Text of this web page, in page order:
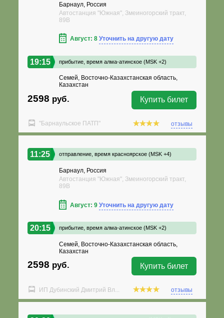
Барнаул, Россия
Автостанция "Южная", Змеиногорский тракт,
89В
Август: 8 Уточнить на другую дату
19:15 прибытие, время алма-атинское (MSK +2)
Семей, Восточно-Казахстанская область,
Казахстан
2598 руб. Купить билет
"Барнаульское ПАТП" отзывы
11:25 отправление, время красноярское (MSK +4)
Барнаул, Россия
Автостанция "Южная", Змеиногорский тракт,
89В
Август: 9 Уточнить на другую дату
20:15 прибытие, время алма-атинское (MSK +2)
Семей, Восточно-Казахстанская область,
Казахстан
2598 руб. Купить билет
ИП Дубинский Дмитрий Вл... отзывы